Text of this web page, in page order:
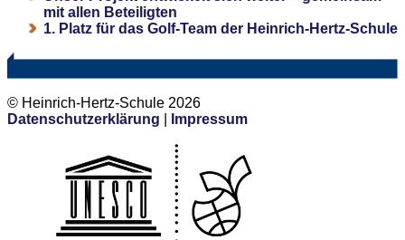
mit allen Beteiligten
1. Platz für das Golf-Team der Heinrich-Hertz-Schule
© Heinrich-Hertz-Schule 2026
Datenschutzerklärung
Impressum